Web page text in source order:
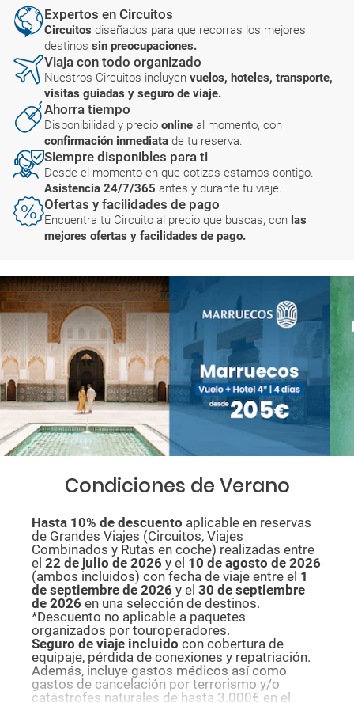
Expertos en Circuitos
Circuitos diseñados para que recorras los mejores
destinos sin preocupaciones.
Viaja con todo organizado
Nuestros Circuitos incluyen vuelos, hoteles, transporte,
visitas guiadas y seguro de viaje.
Ahorra tiempo
Disponibilidad y precio online al momento, con
confirmación inmediata de tu reserva.
Siempre disponibles para ti
Desde el momento en que cotizas estamos contigo.
Asistencia 24/7/365 antes y durante tu viaje.
Ofertas y facilidades de pago
Encuentra tu Circuito al precio que buscas, con las
mejores ofertas y facilidades de pago.
Condiciones de Verano
Hasta 10% de descuento aplicable en reservas
de Grandes Viajes (Circuitos, Viajes
Combinados y Rutas en coche) realizadas entre
el 22 de julio de 2026 y el 10 de agosto de 2026
(ambos incluidos) con fecha de viaje entre el 1
de septiembre de 2026 y el 30 de septiembre
de 2026 en una selección de destinos.
*Descuento no aplicable a paquetes
organizados por touroperadores.
Seguro de viaje incluido con cobertura de
equipaje, pérdida de conexiones y repatriación.
Además, incluye gastos médicos así como
gastos de cancelación por terrorismo y/o
catástrofes naturales de hasta 3.000€ en el